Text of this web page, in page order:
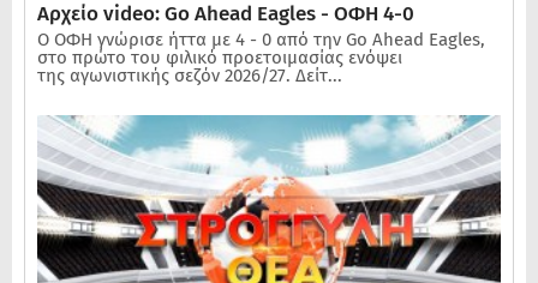
Αρχείο video: Go Ahead Eagles - ΟΦΗ 4-0
Ο ΟΦΗ γνώρισε ήττα με 4 - 0 από την Go Ahead Eagles,
στο πρώτο του φιλικό προετοιμασίας ενόψει
της αγωνιστικής σεζόν 2026/27. Δείτ...